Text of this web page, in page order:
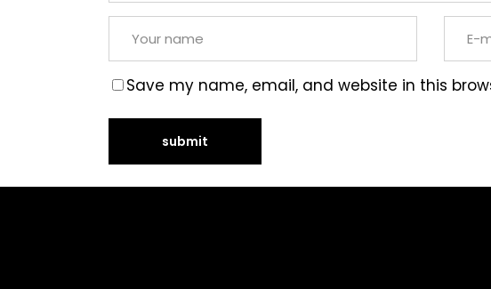
Save my name, email, and website in this